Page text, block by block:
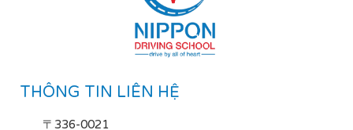
THÔNG TIN LIÊN HỆ
〒336-0021